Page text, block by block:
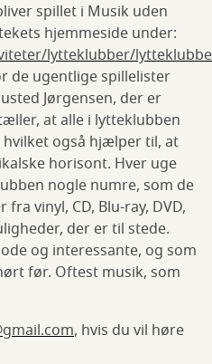
spillet i Musik uden
hjemmeside under:
lytteklubber/
de ugentlige spillelister
Jørgensen, der er
at alle i lytteklubben
også hjælper til, at
horisont. Hver uge
nogle numre, som de
vinyl, CD, Blu-ray, DVD,
der er til stede.
og interessante, og som
før. Oftest musik, som
, hvis du vil høre